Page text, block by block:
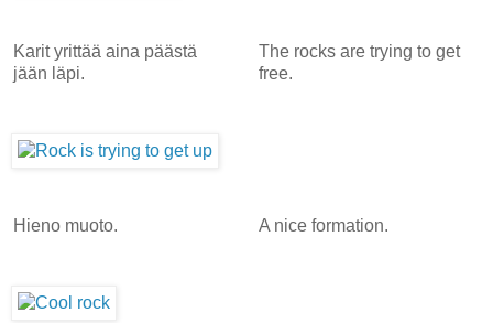
Karit yrittää aina päästä
jään läpi.
The rocks are trying to get
free.
Hieno muoto. A nice formation.